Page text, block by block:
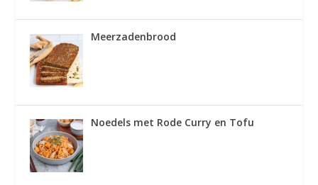
Meerzadenbrood
Noedels met Rode Curry en Tofu